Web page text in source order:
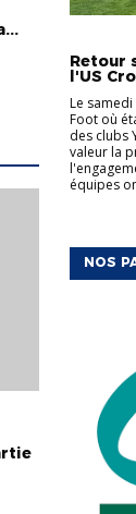
Retour
l'US
Le
Foot où
des clubs
valeur la
équipes
NOS